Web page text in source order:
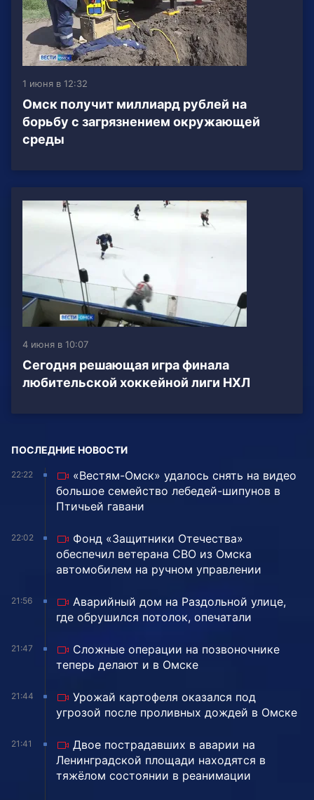
1 июня в 12:32
Омск получит миллиард рублей на
борьбу с загрязнением окружающей
среды
4 июня в 10:07
Сегодня решающая игра финала
любительской хоккейной лиги НХЛ
ПОСЛЕДНИЕ НОВОСТИ
22:22
«Вестям-Омск» удалось снять на видео
большое семейство лебедей-шипунов в
Птичьей гавани
22:02
Фонд «Защитники Отечества»
обеспечил ветерана СВО из Омска
автомобилем на ручном управлении
21:56
Аварийный дом на Раздольной улице,
где обрушился потолок, опечатали
21:47
Сложные операции на позвоночнике
теперь делают и в Омске
21:44
Урожай картофеля оказался под
угрозой после проливных дождей в Омске
21:41
Двое пострадавших в аварии на
Ленинградской площади находятся в
тяжёлом состоянии в реанимации